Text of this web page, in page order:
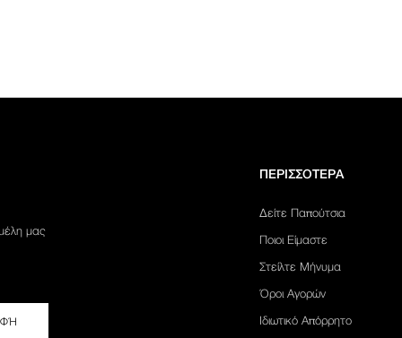
μας
ΠΕΡΙΣΣΟΤΕΡΑ
Δείτε Παπούτσια
Ποιοι Είμαστε
Στείλτε Μήνυμα
Όροι Αγορών
Ιδιωτικό Απόρρητο